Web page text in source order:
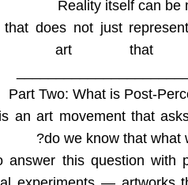
does not just
art that
Part Two: What is Post-
an art movement that
do we know that what
answer this question with